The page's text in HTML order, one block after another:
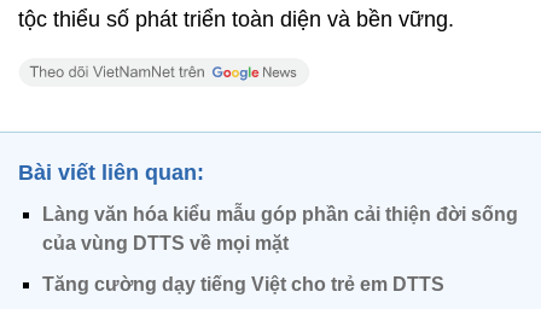
tộc thiểu số phát triển toàn diện và bền vững.
Bài viết liên quan:
Làng văn hóa kiểu mẫu góp phần cải thiện đời sống
của vùng DTTS về mọi mặt
Tăng cường dạy tiếng Việt cho trẻ em DTTS